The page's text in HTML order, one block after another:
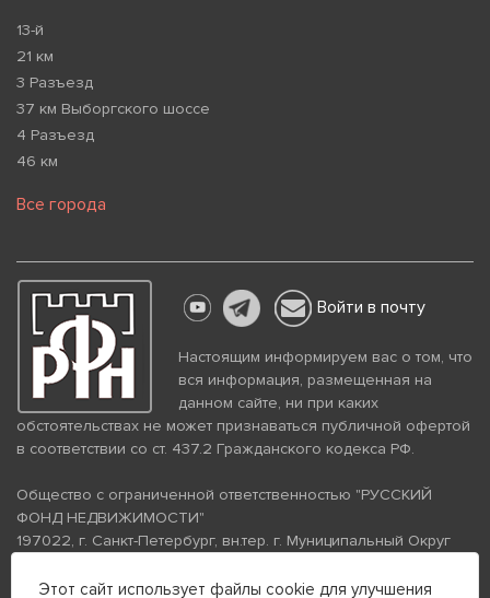
13-й
21 км
3 Разъезд
37 км Выборгского шоссе
4 Разъезд
46 км
Все города
Войти в почту
Настоящим информируем вас о том, что
вся информация, размещенная на
данном сайте, ни при каких
обстоятельствах не может признаваться публичной офертой
в соответствии со ст. 437.2 Гражданского кодекса РФ.
Общество с ограниченной ответственностью "РУССКИЙ
ФОНД НЕДВИЖИМОСТИ"
197022, г. Санкт-Петербург, вн.тер. г. Муниципальный Округ
помещение 26Н, комната 103
Этот сайт использует файлы cookie для улучшения